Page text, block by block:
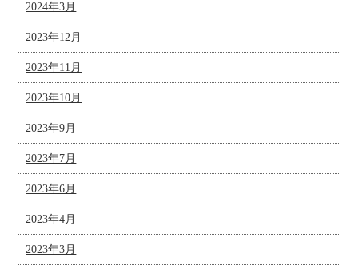
2024年3月
2023年12月
2023年11月
2023年10月
2023年9月
2023年7月
2023年6月
2023年4月
2023年3月